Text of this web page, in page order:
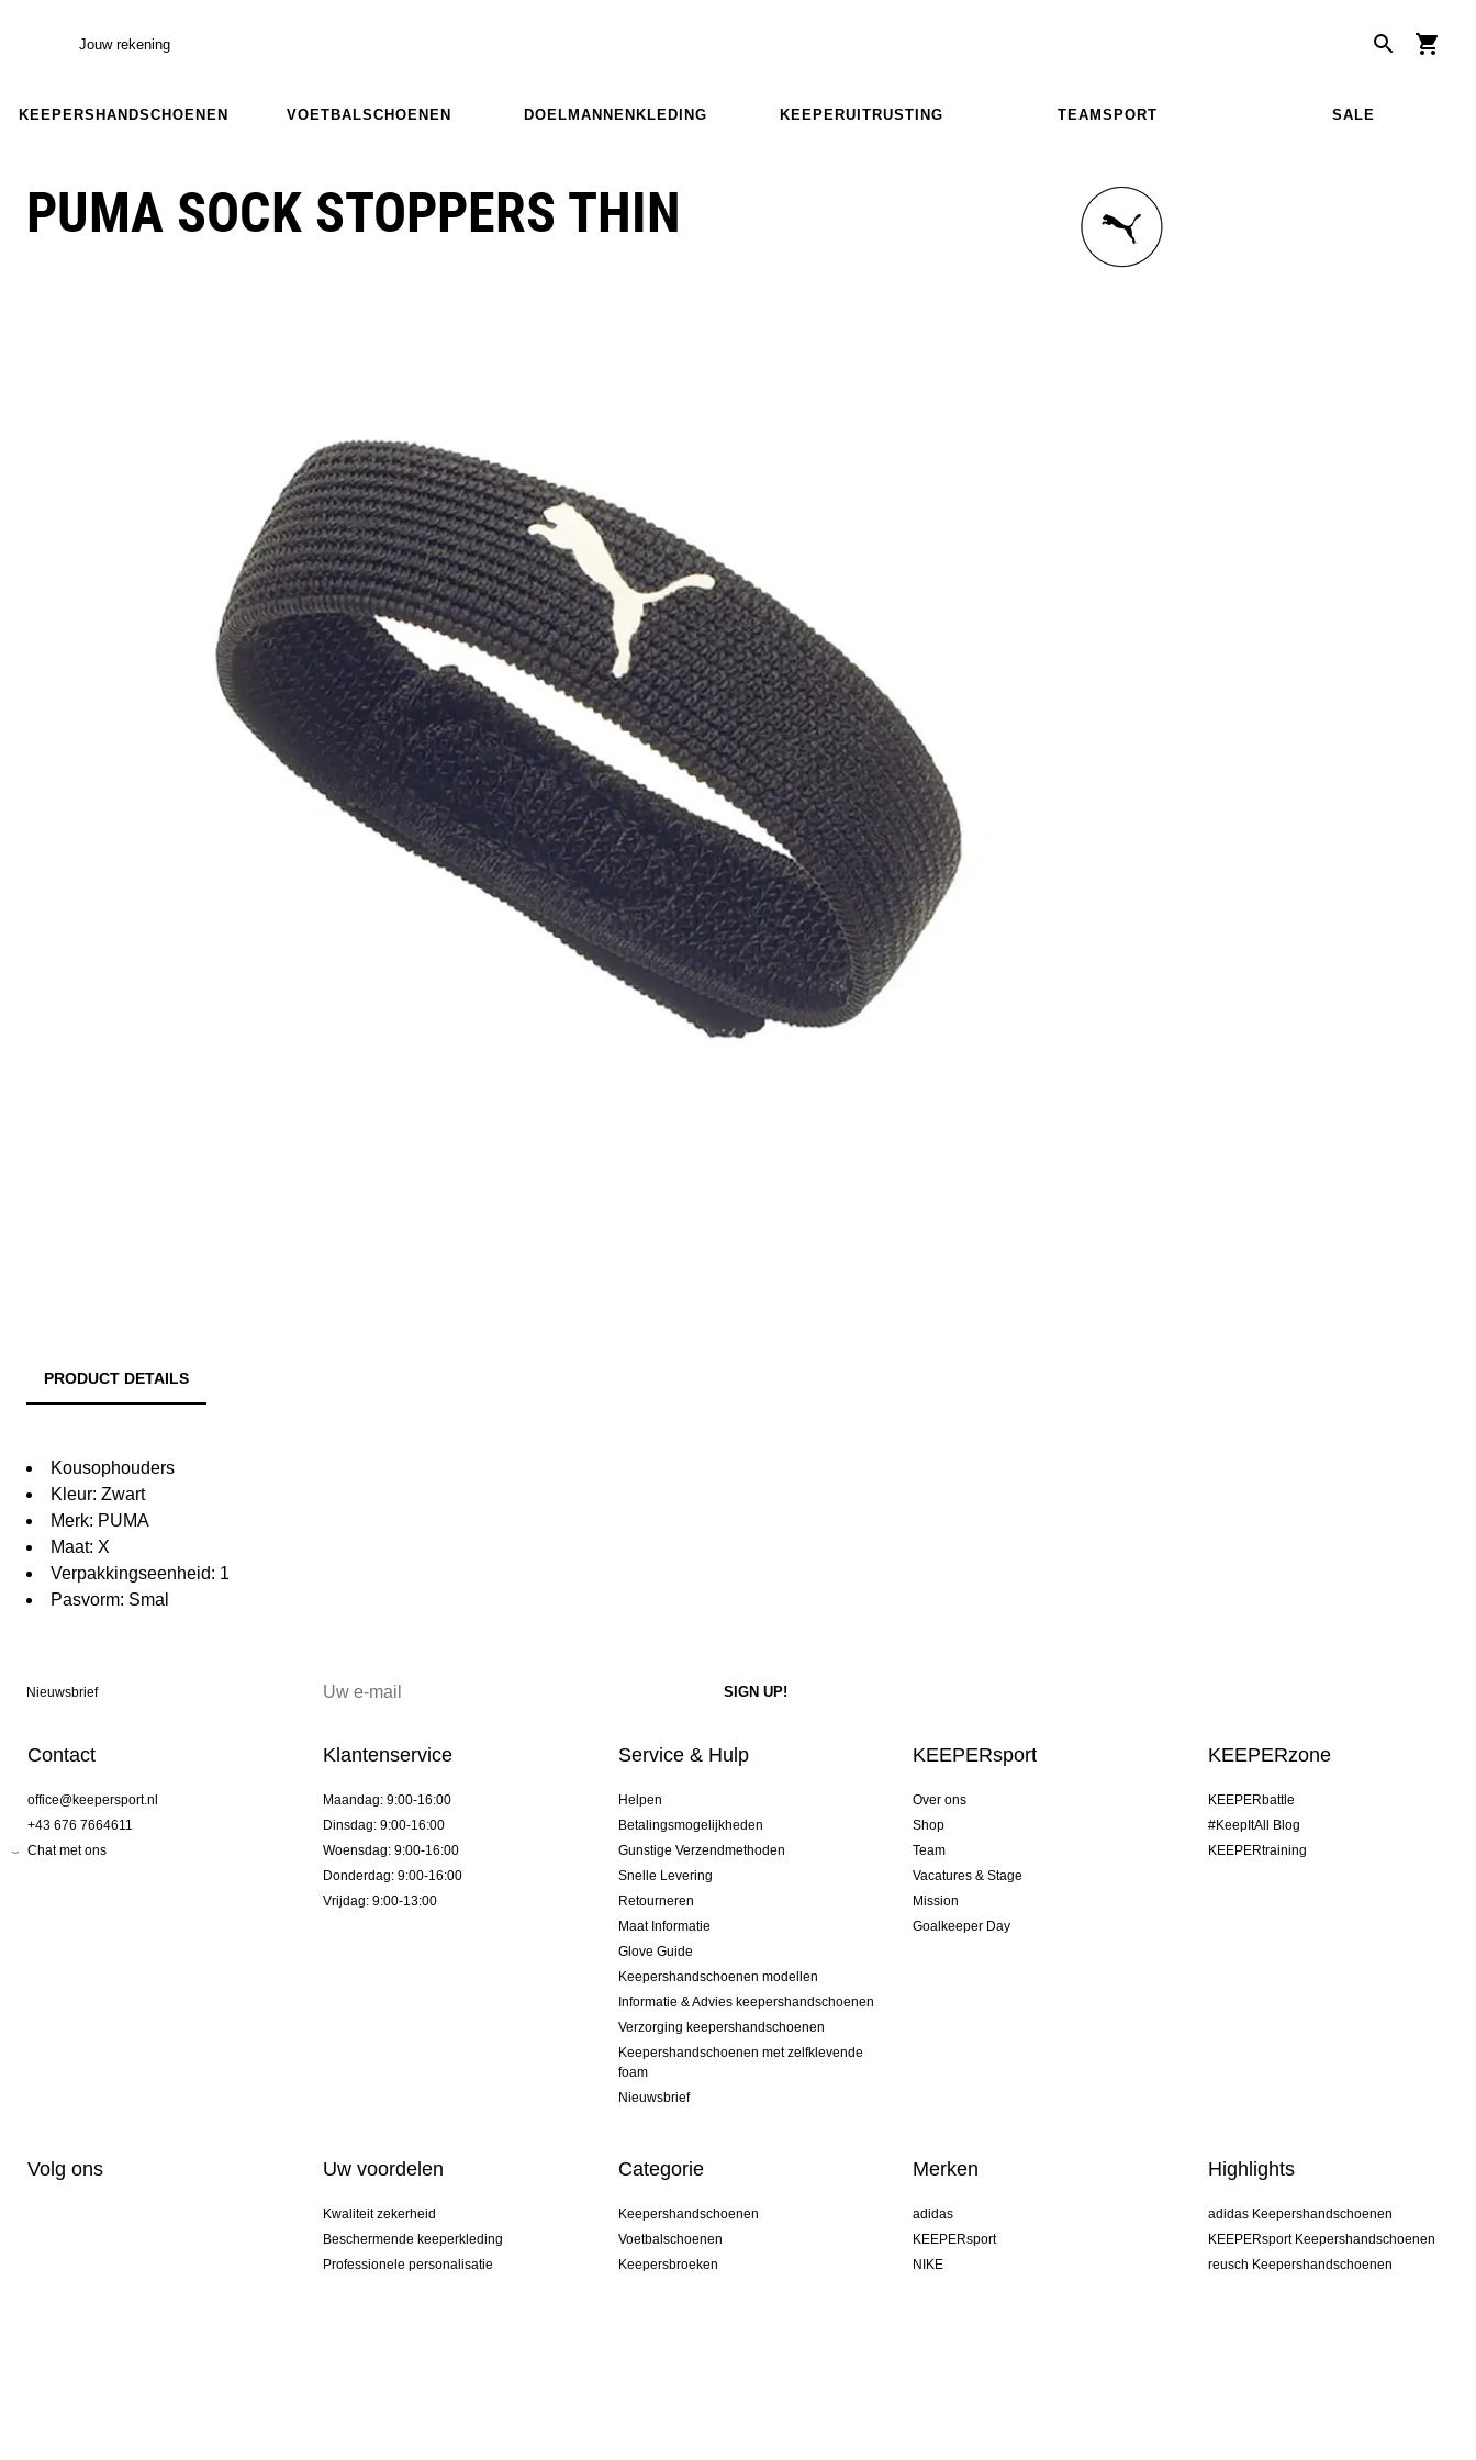
Jouw rekening
KEEPERSHANDSCHOENEN VOETBALSCHOENEN DOELMANNENKLEDING KEEPERUITRUSTING TEAMSPORT SALE
PUMA SOCK STOPPERS THIN
PRODUCT DETAILS
Kousophouders
Kleur: Zwart
Merk: PUMA
Maat: X
Verpakkingseenheid: 1
Pasvorm: Smal
Nieuwsbrief
Contact
office@keepersport.nl
+43 676 7664611
Chat met ons
Klantenservice
Maandag: 9:00-16:00
Dinsdag: 9:00-16:00
Woensdag: 9:00-16:00
Donderdag: 9:00-16:00
Vrijdag: 9:00-13:00
Service & Hulp
Helpen
Betalingsmogelijkheden
Gunstige Verzendmethoden
Snelle Levering
Retourneren
Maat Informatie
Glove Guide
Keepershandschoenen modellen
Informatie & Advies keepershandschoenen
Verzorging keepershandschoenen
Keepershandschoenen met zelfklevende
foam
Nieuwsbrief
KEEPERsport
Over ons
Shop
Team
Vacatures & Stage
Mission
Goalkeeper Day
KEEPERzone
KEEPERbattle
#KeepItAll Blog
KEEPERtraining
Volg ons Uw voordelen
Kwaliteit zekerheid
Beschermende keeperkleding
Professionele personalisatie
Categorie
Keepershandschoenen
Voetbalschoenen
Keepersbroeken
Merken
adidas
KEEPERsport
NIKE
Highlights
adidas Keepershandschoenen
KEEPERsport Keepershandschoenen
reusch Keepershandschoenen